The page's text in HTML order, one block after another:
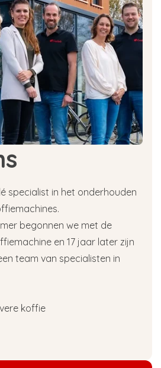
specialist in het onderhouden
begonnen we met de
en 17 jaar later zijn
team van specialisten in
koffie